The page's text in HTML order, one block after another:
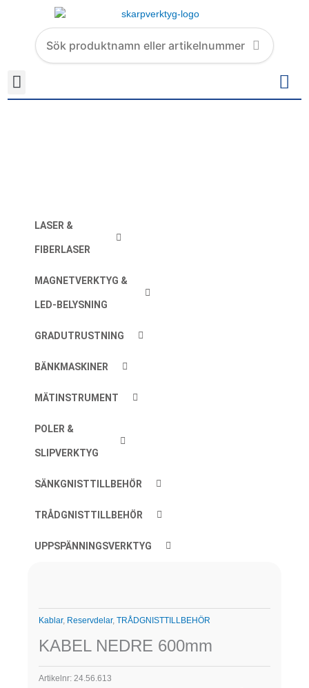
Search
products
LASER &
FIBERLASER
MAGNETVERKTYG &
LED-BELYSNING
GRADUTRUSTNING
BÄNKMASKINER
MÄTINSTRUMENT
POLER &
SLIPVERKTYG
SÄNKGNISTTILLBEHÖR
TRÅDGNISTTILLBEHÖR
UPPSPÄNNINGSVERKTYG
Kablar, Reservdelar, TRÅDGNISTTILLBEHÖR
KABEL NEDRE 600mm
Artikelnr: 24.56.613